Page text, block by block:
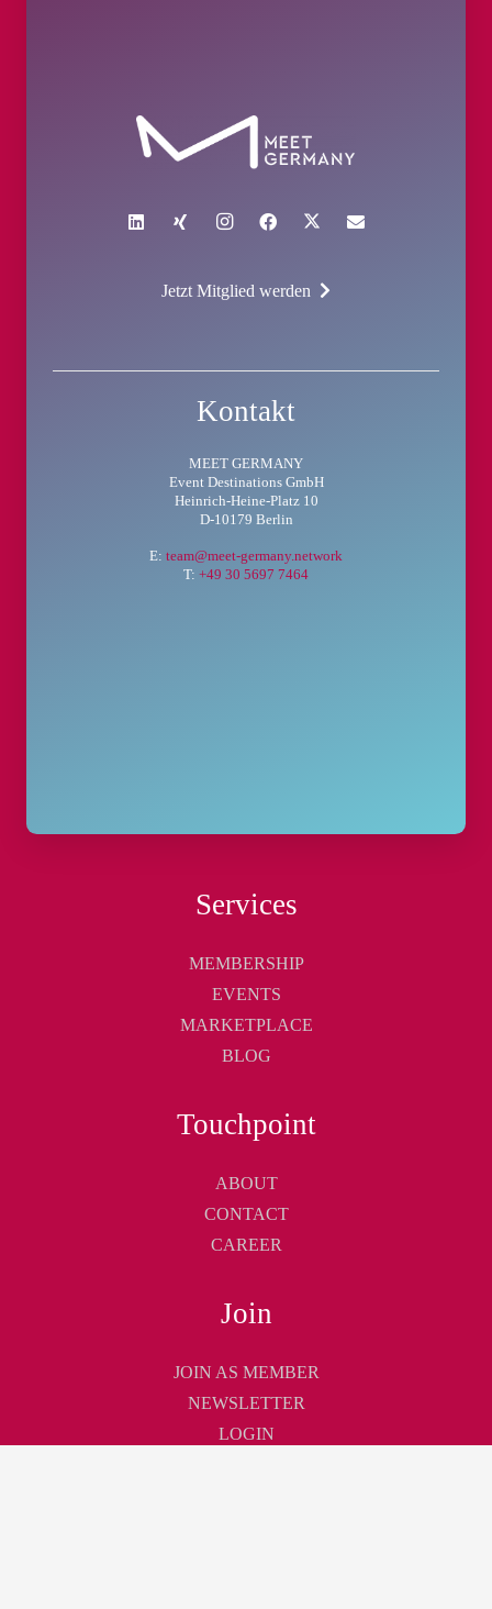
Jetzt Mitglied werden
Kontakt
MEET GERMANY
Event Destinations GmbH
Heinrich-Heine-Platz 10
D-10179 Berlin
E: team@meet-germany.network
T: +49 30 5697 7464
Services
MEMBERSHIP
EVENTS
MARKETPLACE
BLOG
Touchpoint
ABOUT
CONTACT
CAREER
Join
JOIN AS MEMBER
NEWSLETTER
LOGIN